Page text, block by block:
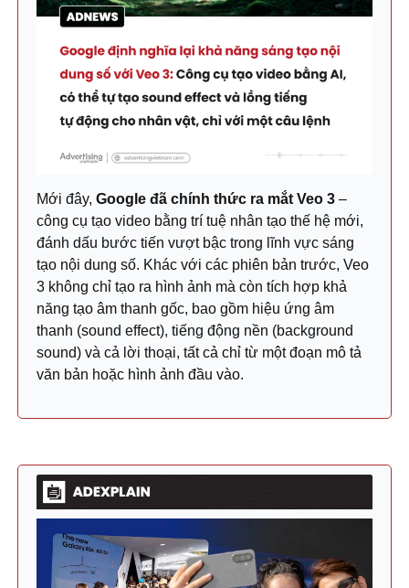
Mới đây, Google đã chính thức ra mắt Veo 3 –
công cụ tạo video bằng trí tuệ nhân tạo thế hệ mới,
đánh dấu bước tiến vượt bậc trong lĩnh vực sáng
tạo nội dung số. Khác với các phiên bản trước, Veo
3 không chỉ tạo ra hình ảnh mà còn tích hợp khả
năng tạo âm thanh gốc, bao gồm hiệu ứng âm
thanh (sound effect), tiếng động nền (background
sound) và cả lời thoại, tất cả chỉ từ một đoạn mô tả
văn bản hoặc hình ảnh đầu vào.